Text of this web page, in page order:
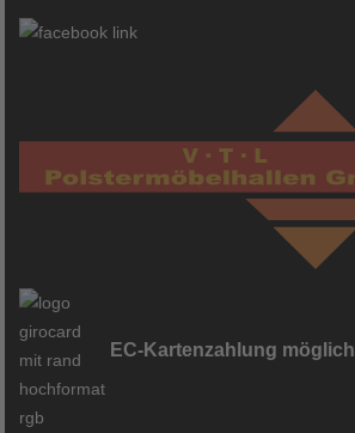
EC-Kartenzahlung möglich